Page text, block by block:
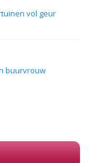
vol geur
buurvrouw